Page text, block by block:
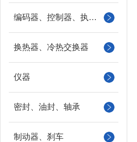
编码器、控制器、执行器
换热器、冷热交换器
仪器
密封、油封、轴承
制动器、刹车